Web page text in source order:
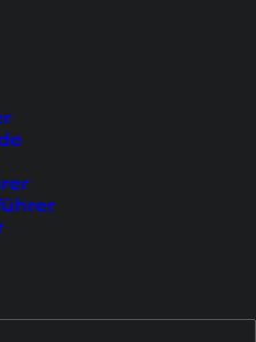
Aber wenn du weiter
du wie schnell